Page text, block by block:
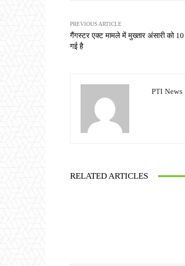
PREVIOUS ARTICLE
गैंगस्टर एक्ट मामले में मुख्तार अंसारी को
गई है
PTI News
RELATED ARTICLES